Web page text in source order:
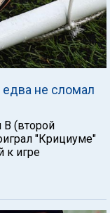
едва не сломал
В (второй
"Крициуме"
к игре